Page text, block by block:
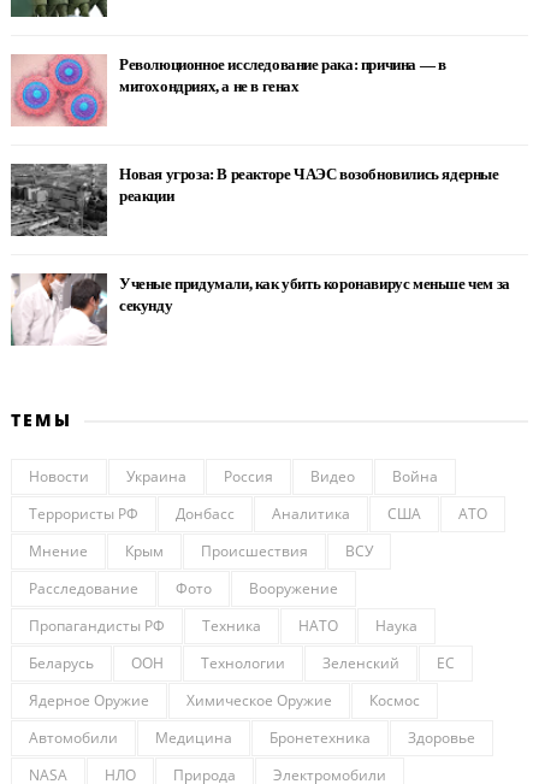
Революционное исследование рака: причина — в
митохондриях, а не в генах
Новая угроза: В реакторе ЧАЭС возобновились ядерные
реакции
Ученые придумали, как убить коронавирус меньше чем за
секунду
ТЕМЫ
Новости Украина Россия Видео
Война
Террористы РФ
Донбасс Аналитика США
АТО
Мнение
Крым Происшествия
ВСУ
Расследование
Фото
Вооружение
Пропагандисты РФ
Техника НАТО
Наука
Беларусь
ООН Технологии Зеленский
ЕС
Ядерное Оружие
Химическое Оружие
Космос
Автомобили
Медицина Бронетехника
Здоровье
NASA
НЛО Природа Электромобили